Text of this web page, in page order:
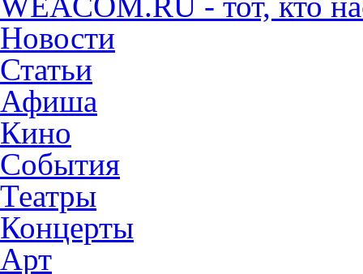
Новости
Статьи
Афиша
Кино
События
Театры
Концерты
Арт